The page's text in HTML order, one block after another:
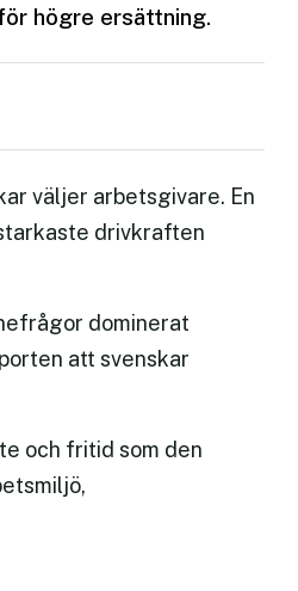
högre ersättning.
väljer arbetsgivare. En
drivkraften
dominerat
att svenskar
och fritid som den